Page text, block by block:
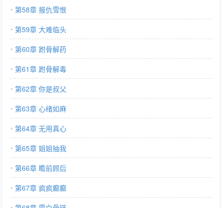
第58章 报仇雪恨
第59章 大难临头
第60章 跗骨解药
第61章 跗骨解毒
第62章 你是叔父
第63章 心绪如麻
第64章 无用真心
第65章 姐姐抽我
第66章 瞻前顾后
第67章 疯疯癫癫